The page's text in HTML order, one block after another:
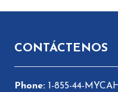
CONTÁCTENOS
1-855-44-